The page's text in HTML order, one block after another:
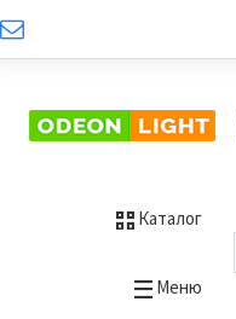
Каталог
Меню